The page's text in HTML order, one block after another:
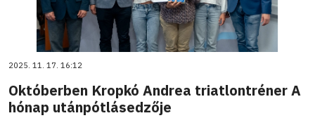
2025. 11. 17. 16:12
Októberben Kropkó Andrea triatlontréner A
hónap utánpótlásedzője